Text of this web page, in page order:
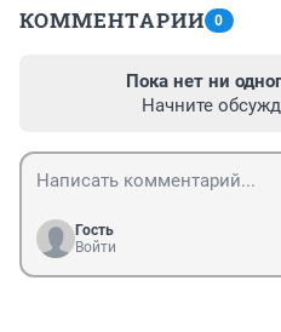
КОММЕНТАРИИ 0
Пока нет ни
Начните
Гость
Войти